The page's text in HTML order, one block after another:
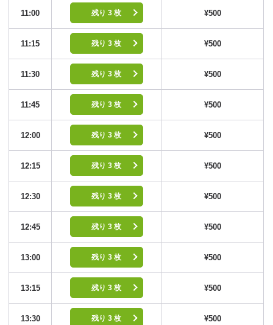
11:00 残り 3 枚 ¥500
11:15 残り 3 枚 ¥500
11:30 残り 3 枚 ¥500
11:45 残り 3 枚 ¥500
12:00 残り 3 枚 ¥500
12:15 残り 3 枚 ¥500
12:30 残り 3 枚 ¥500
12:45 残り 3 枚 ¥500
13:00 残り 3 枚 ¥500
13:15 残り 3 枚 ¥500
13:30 残り 3 枚 ¥500